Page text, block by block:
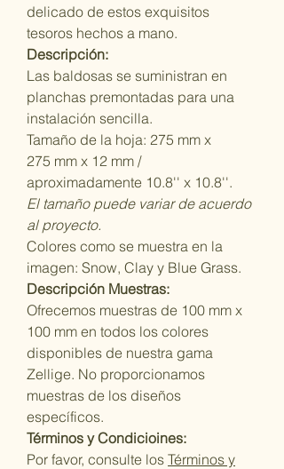
delicado de estos exquisitos
tesoros hechos a mano.
Descripción:
Las baldosas se suministran en
planchas premontadas para una
instalación sencilla.
Tamaño de la hoja: 275 mm x
275 mm x 12 mm /
aproximadamente 10.8'' x 10.8''.
El tamaño puede variar de acuerdo
al proyecto.
Colores como se muestra en la
imagen: Snow, Clay y Blue Grass.
Descripción Muestras:
Ofrecemos muestras de 100 mm x
100 mm en todos los colores
disponibles de nuestra gama
Zellige. No proporcionamos
muestras de los diseños
específicos.
Términos y Condicioines:
Por favor, consulte los Términos y